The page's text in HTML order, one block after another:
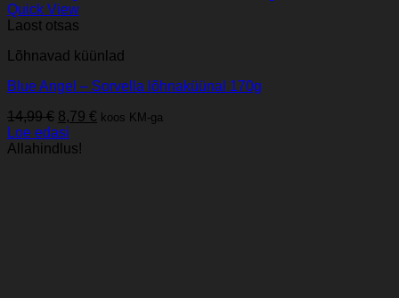
Quick View
Laost otsas
Lõhnavad küünlad
Blue Angel – Sorvella lõhnaküünal 170g
14,99€ Algne
hind
oli:
8,79 € Praegune
koos KM-ga
Loe edasi
Allahindlus!